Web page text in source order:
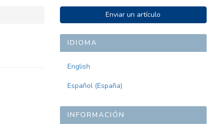
ENVIAR
UN
ARTÍCULO
Enviar un artículo
IDIOMA
English
Español (España)
INFORMACIÓN